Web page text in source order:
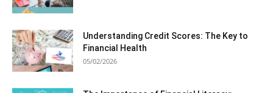
Understanding Credit Scores: The Key to
Financial Health
05/02/2026